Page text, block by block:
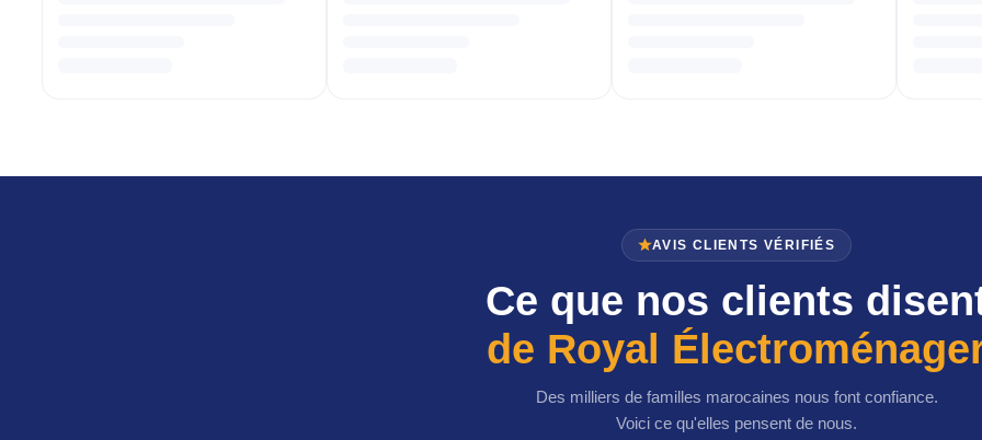
AVIS CLIENTS VÉRIFIÉS
Ce que nos clients
de Royal
Des milliers de familles marocaines nous font confiance.
Voici ce qu'elles pensent de nous.